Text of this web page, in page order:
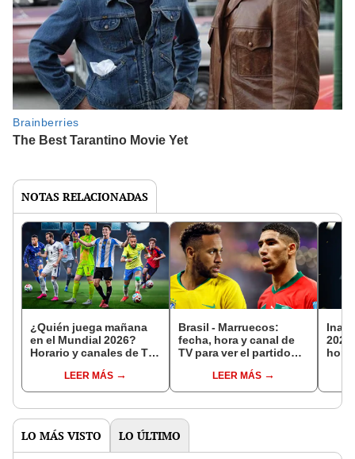
NOTAS RELACIONADAS
¿Quién juega mañana
en el Mundial 2026?
Horario y canales de TV
torneo EN VIVO
LEER MÁS
Brasil - Marruecos:
fecha, hora y canal de
TV para ver el partido
del Mundial 2026
LEER MÁS
hora
LO MÁS VISTO LO ÚLTIMO